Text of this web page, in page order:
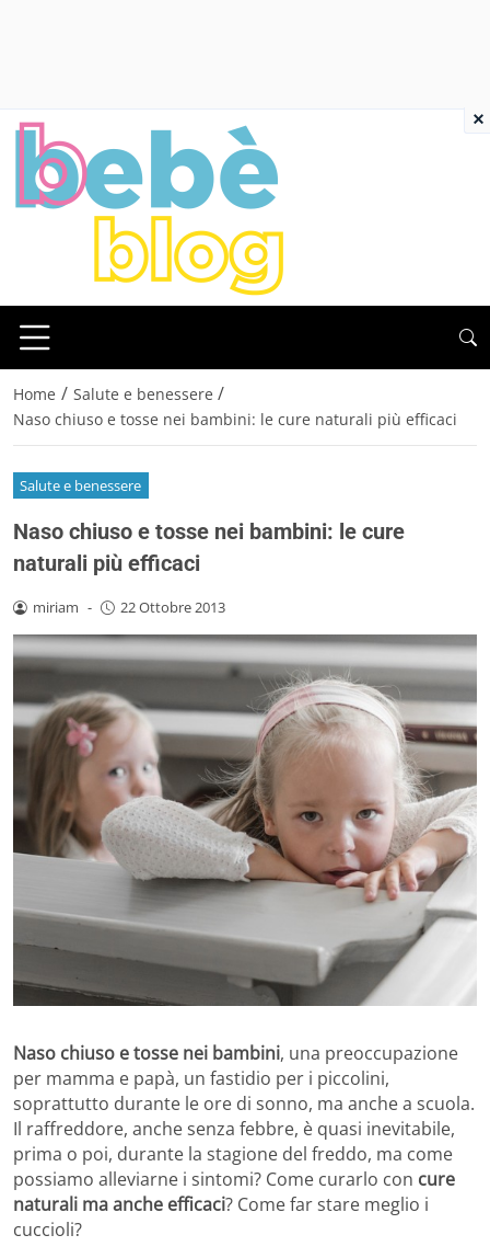
Home / Salute e benessere /
Naso chiuso e tosse nei bambini: le cure naturali più efficaci
Salute e benessere
Naso chiuso e tosse nei bambini: le cure
naturali più efficaci
miriam - 22 Ottobre 2013
Naso chiuso e tosse nei bambini, una preoccupazione
per mamma e papà, un fastidio per i piccolini,
soprattutto durante le ore di sonno, ma anche a scuola.
Il raffreddore, anche senza febbre, è quasi inevitabile,
prima o poi, durante la stagione del freddo, ma come
possiamo alleviarne i sintomi? Come curarlo con cure
naturali ma anche efficaci? Come far stare meglio i
cuccioli?
×